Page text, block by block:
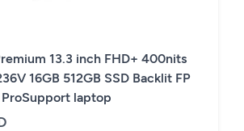
13.3 inch FHD+ 400nits
16GB 512GB SSD Backlit FP
ProSupport laptop